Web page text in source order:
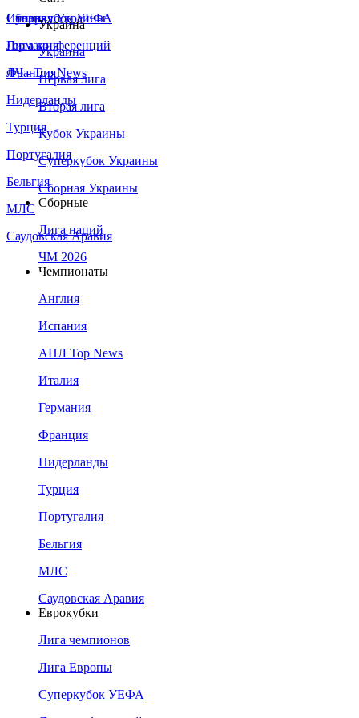
Сборная Украины
Италия
Германия
Франция
Нидерланды
Турция
Португалия
Бельгия
МЛС
Саудовская Аравия
Суперкубок УЕФА
Лига конференций
ЛЧ - Top News
Украина
Украина
Первая лига
Вторая лига
Кубок Украины
Суперкубок Украины
Сборная Украины
Сборные
Лига наций
ЧМ 2026
Чемпионаты
Англия
Испания
АПЛ Top News
Италия
Германия
Франция
Нидерланды
Турция
Португалия
Бельгия
МЛС
Саудовская Аравия
Еврокубки
Лига чемпионов
Лига Европы
Суперкубок УЕФА